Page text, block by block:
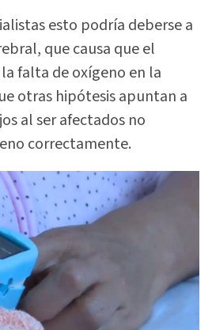
esto podría deberse a
que causa que el
falta de oxígeno en la
otras hipótesis apuntan a
al ser afectados no
correctamente.